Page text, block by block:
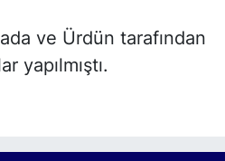
ve Ürdün tarafından
yapılmıştı.